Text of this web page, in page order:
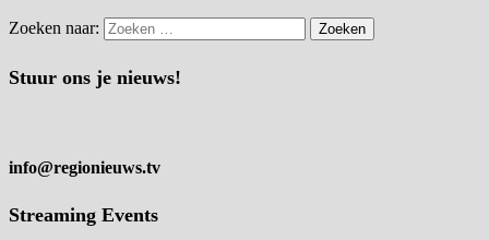
Zoeken naar:
Stuur ons je nieuws!
info@regionieuws.tv
Streaming Events